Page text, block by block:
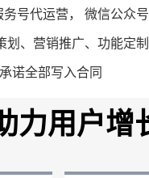
号代运营， 微信公众号
、营销推广、功能定制
诺全部写入合同
力用户增